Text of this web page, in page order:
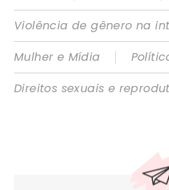
Violência de gênero na
Mulher e Mídia
|
Direitos sexuais e